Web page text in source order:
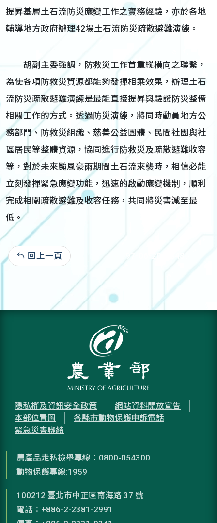
提昇基層土石流防災應變工作之實務經驗，亦於各地
輔導地方政府辦理42場土石流防災疏散避難演練。
胡副主委強調，防救災工作首重縱橫向之聯繫，
為使各項防救災資源都能夠發揮相乘效果，辦理土石
流防災疏散避難演練是最能直接提昇與驗證防災整備
相關工作的方式。透過防災演練，將同時動員地方公
務部門、防救災組織、慈善公益團體、民間社團與社
區居民等整體資源，協同進行防救災及疏散避難收容
等，對於未來颱風豪雨期間土石流來襲時，相信必能
立刻發揮緊急應變功能，迅速的啟動應變機制，順利
完成相關疏散避難及收容任務，共同將災害減至最
低。
回上一頁 97-06-20:8,848
隱私權及資訊安全政策
網站資料開放宣告
本部位置圖
各縣市動物保護申訴電話
緊急災害聯絡
農產品走私檢舉專線：0800-054300
動物保護專線:1959
100212 臺北市中正區南海路 37 號
電話：+886-2-2381-2991